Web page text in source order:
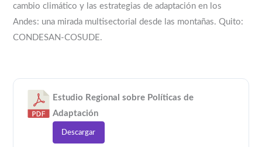
cambio climático y las estrategias de adaptación en los
Andes: una mirada multisectorial desde las montañas. Quito:
CONDESAN-COSUDE.
Estudio Regional sobre Políticas de
Adaptación
Descargar